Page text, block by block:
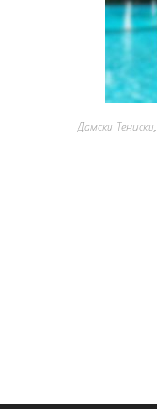
Дамски Тениски,